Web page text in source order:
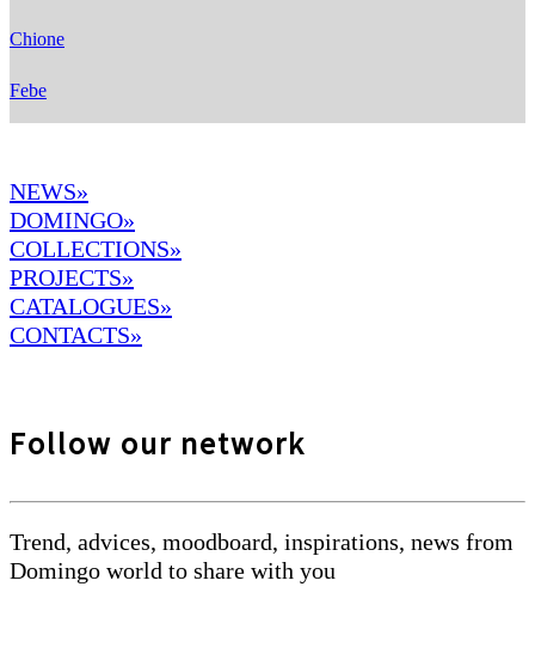
Chione
Febe
NEWS»
DOMINGO»
COLLECTIONS»
PROJECTS»
CATALOGUES»
CONTACTS»
Follow our network
Trend, advices, moodboard, inspirations, news from
Domingo world to share with you